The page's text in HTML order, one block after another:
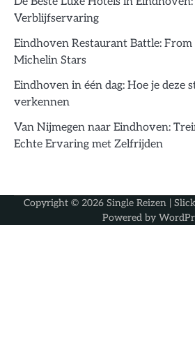
Verblijfservaring
Eindhoven Restaurant Battle:
Michelin Stars
Eindhoven in één dag: Hoe je deze
verkennen
Van Nijmegen naar Eindhoven:
Echte Ervaring met Zelfrijden
Copyright © 2026 Single Reizen |
Powered by